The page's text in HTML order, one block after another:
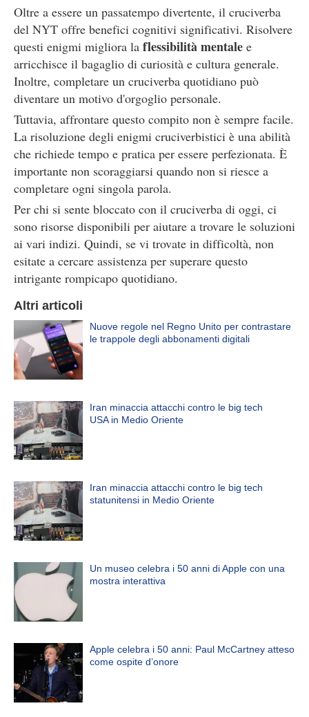
Oltre a essere un passatempo divertente, il cruciverba
del NYT offre benefici cognitivi significativi. Risolvere
questi enigmi migliora la flessibilità mentale e
arricchisce il bagaglio di curiosità e cultura generale.
Inoltre, completare un cruciverba quotidiano può
diventare un motivo d'orgoglio personale.
Tuttavia, affrontare questo compito non è sempre facile.
La risoluzione degli enigmi cruciverbistici è una abilità
che richiede tempo e pratica per essere perfezionata. È
importante non scoraggiarsi quando non si riesce a
completare ogni singola parola.
Per chi si sente bloccato con il cruciverba di oggi, ci
sono risorse disponibili per aiutare a trovare le soluzioni
ai vari indizi. Quindi, se vi trovate in difficoltà, non
esitate a cercare assistenza per superare questo
intrigante rompicapo quotidiano.
Altri articoli
Nuove regole nel Regno Unito per contrastare
le trappole degli abbonamenti digitali
Iran minaccia attacchi contro le big tech
USA in Medio Oriente
Iran minaccia attacchi contro le big tech
statunitensi in Medio Oriente
Un museo celebra i 50 anni di Apple con una
mostra interattiva
Apple celebra i 50 anni: Paul McCartney atteso
come ospite d’onore